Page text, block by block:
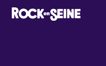
Aller au contenu principal
Panneau de gestion des